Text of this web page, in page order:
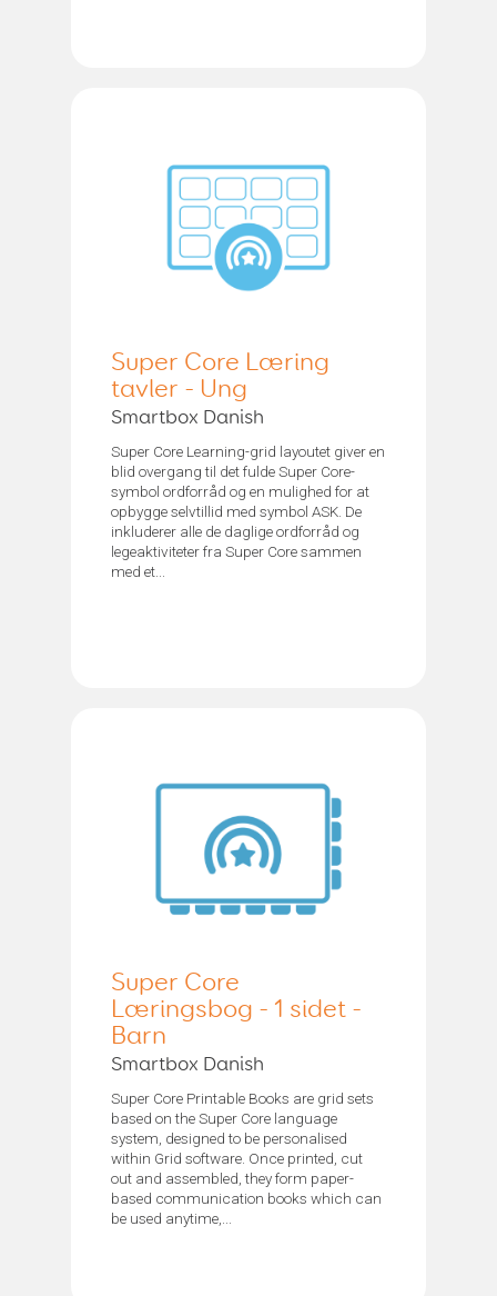
Super Core Læring
tavler - Ung
Smartbox Danish
Super Core Learning-grid layoutet giver en
blid overgang til det fulde Super Core-
symbol ordforråd og en mulighed for at
opbygge selvtillid med symbol ASK. De
inkluderer alle de daglige ordforråd og
legeaktiviteter fra Super Core sammen
med et...
Super Core
Læringsbog - 1 sidet -
Barn
Smartbox Danish
Super Core Printable Books are grid sets
based on the Super Core language
system, designed to be personalised
within Grid software. Once printed, cut
out and assembled, they form paper-
based communication books which can
be used anytime,...